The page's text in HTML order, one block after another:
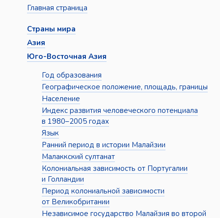
Главная страница
Страны мира
Азия
Юго-Восточная Азия
Год образования
Географическое положение, площадь, границы
Население
Индекс развития человеческого потенциала
в 1980–2005 годах
Язык
Ранний период в истории Малайзии
Малаккский султанат
Колониальная зависимость от Португалии
и Голландии
Период колониальной зависимости
от Великобритании
Независимое государство Малайзия во второй